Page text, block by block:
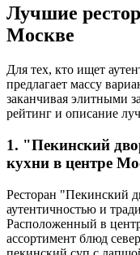
Лучшие
Москве
Для тех, кто ищет
предлагает массу
заканчивая элитными
рейтинг и описание
1. "Пекинский
кухни в центре
Ресторан "Пекинский
аутентичностью и
Расположенный в
ассортимент блюд